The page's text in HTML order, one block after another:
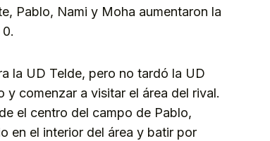
Pablo, Nami y Moha aumentaron la
la UD Telde, pero no tardó la UD
comenzar a visitar el área del rival.
el centro del campo de Pablo,
en el interior del área y batir por